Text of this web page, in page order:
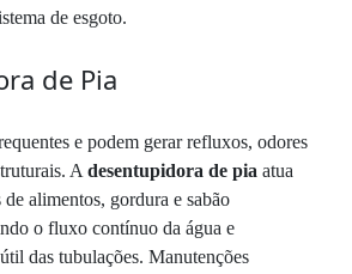
de esgoto.
de Pia
e podem gerar refluxos, odores
A desentupidora de pia atua
alimentos, gordura e sabão
o fluxo contínuo da água e
das tubulações. Manutenções